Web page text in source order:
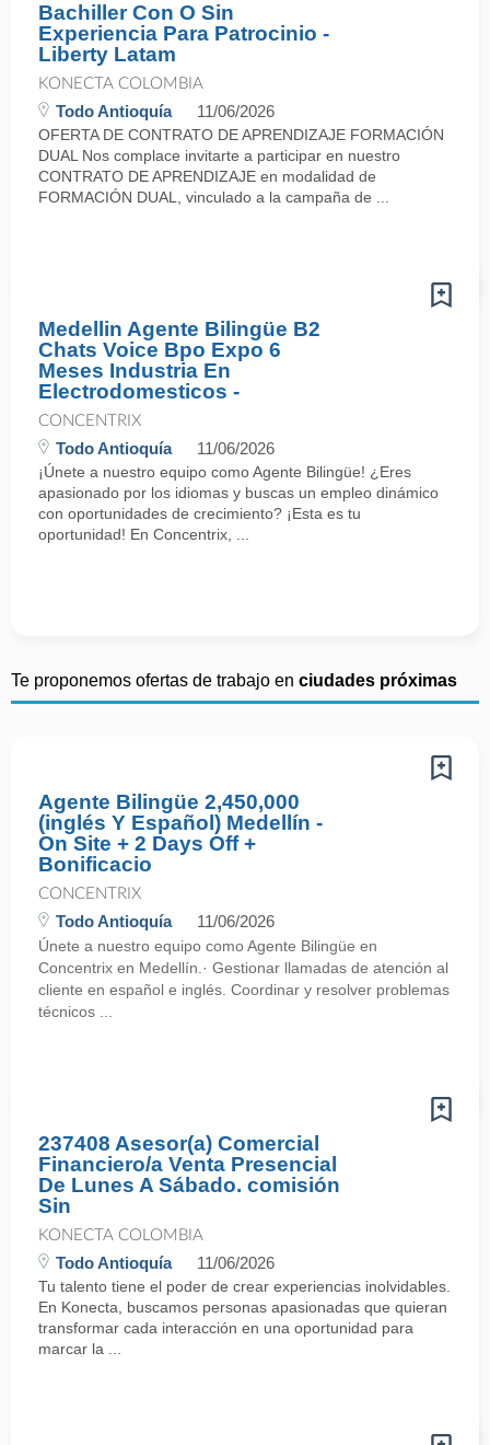
Bachiller Con O Sin
Experiencia Para Patrocinio -
Liberty Latam
KONECTA COLOMBIA
Todo Antioquía 11/06/2026
OFERTA DE CONTRATO DE APRENDIZAJE FORMACIÓN
DUAL Nos complace invitarte a participar en nuestro
CONTRATO DE APRENDIZAJE en modalidad de
FORMACIÓN DUAL, vinculado a la campaña de ...
Medellin Agente Bilingüe B2
Chats Voice Bpo Expo 6
Meses Industria En
Electrodomesticos -
CONCENTRIX
Todo Antioquía 11/06/2026
¡Únete a nuestro equipo como Agente Bilingüe! ¿Eres
apasionado por los idiomas y buscas un empleo dinámico
con oportunidades de crecimiento? ¡Esta es tu
oportunidad! En Concentrix, ...
Te proponemos ofertas de trabajo en ciudades próximas
Agente Bilingüe 2,450,000
(inglés Y Español) Medellín -
On Site + 2 Days Off +
Bonificacio
CONCENTRIX
Todo Antioquía 11/06/2026
Únete a nuestro equipo como Agente Bilingüe en
Concentrix en Medellín.· Gestionar llamadas de atención al
cliente en español e inglés. Coordinar y resolver problemas
técnicos ...
237408 Asesor(a) Comercial
Financiero/a Venta Presencial
De Lunes A Sábado. comisión
Sin
KONECTA COLOMBIA
Todo Antioquía 11/06/2026
Tu talento tiene el poder de crear experiencias inolvidables.
En Konecta, buscamos personas apasionadas que quieran
transformar cada interacción en una oportunidad para
marcar la ...